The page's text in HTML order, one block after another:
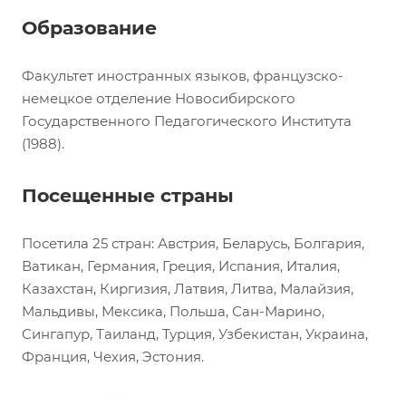
Образование
Факультет иностранных языков, французско-
немецкое отделение Новосибирского
Государственного Педагогического Института
(1988).
Посещенные страны
Посетила 25 стран: Австрия, Беларусь, Болгария,
Ватикан, Германия, Греция, Испания, Италия,
Казахстан, Киргизия, Латвия, Литва, Малайзия,
Мальдивы, Мексика, Польша, Сан-Марино,
Сингапур, Таиланд, Турция, Узбекистан, Украина,
Франция, Чехия, Эстония.